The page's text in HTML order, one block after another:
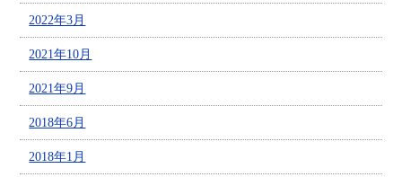
2022年3月
2021年10月
2021年9月
2018年6月
2018年1月